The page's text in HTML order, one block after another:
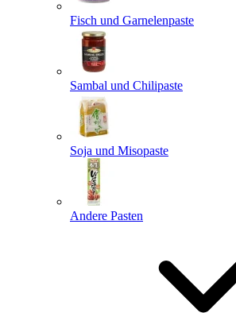
Fisch und Garnelenpaste
Sambal und Chilipaste
Soja und Misopaste
Andere Pasten